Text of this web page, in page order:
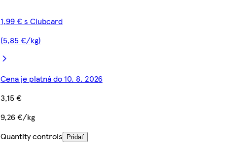
1,99 € s Clubcard
(5,85 €/kg)
Cena je platná do 10. 8. 2026
3,15 €
9,26 €/kg
Quantity controls
Pridať